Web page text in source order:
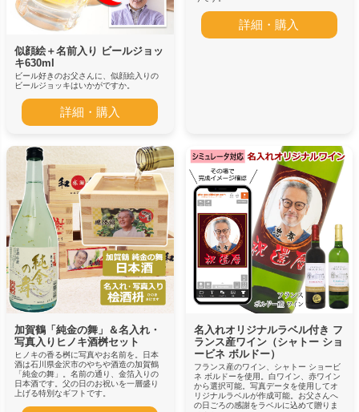
似顔絵＋名前入り ビールジョッ
キ630ml
ビール好きのお父さんに、似顔絵入りの
ビールジョッキはいかがですか。
詳細・購入
詳細・購入
加賀鶴「純金の舞」＆名入れ・
写真入りヒノキ酒桝セット
ヒノキの香る桝に写真やお名前を。日本
酒は石川県金沢市のやちや酒造の加賀鶴
「純金の舞」。名前の通り、金箔入りの
日本酒です。父の日のお祝いを一層盛り
上げる特別なギフトです。
名入れオリジナルラベル付き フ
ランス産ワイン（シャトー ショ
ービネ ボルドー）
フランス産のワイン、シャトー ショービ
ネ ボルドーを使用。白ワイン、赤ワイン
から選択可能。写真データを使用してオ
リジナルラベルが作成可能。お父さんへ
の日ごろの感謝をラベルに込めて贈りま